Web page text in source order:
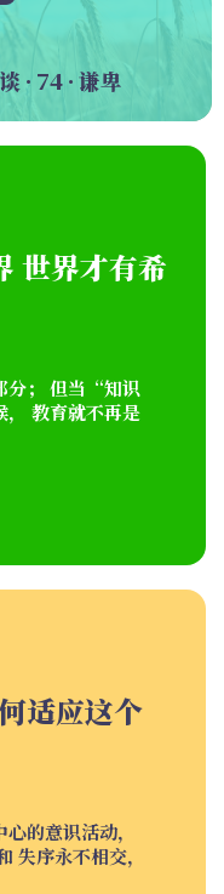
· 74 · 谦卑
世界才有希
分； 但当“知识
教育就不再是
适应这个
的意识活动，
失序永不相交，